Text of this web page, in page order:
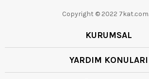
Copyright © 2022
KURUMSAL
YARDIM KONULARI